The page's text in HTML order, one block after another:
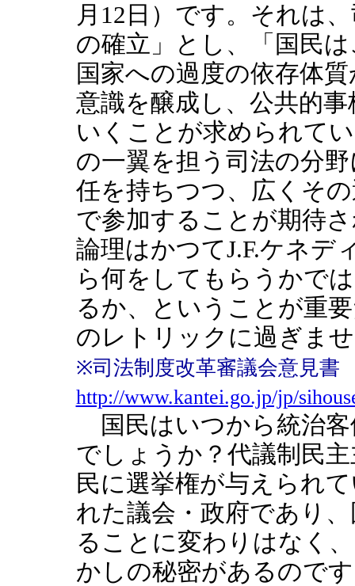
月12日）です。それは
の確立」とし、「国民
国家への過度の依存体
意識を醸成し、公共的
いくことが求められて
の一翼を担う司法の分
任を持ちつつ、広くそ
で参加することが期待
論理はかつてJ.F.ケネデ
ら何をしてもらうかで
るか、ということが重
のレトリックに過ぎま
※司法制度改革審議会意見書
http://www.kantei.go.jp/jp/
国民はいつから統治
でしょうか？代議制民
民に選挙権が与えられ
れた議会・政府であり
ることに変わりはなく
かしの秘密があるので